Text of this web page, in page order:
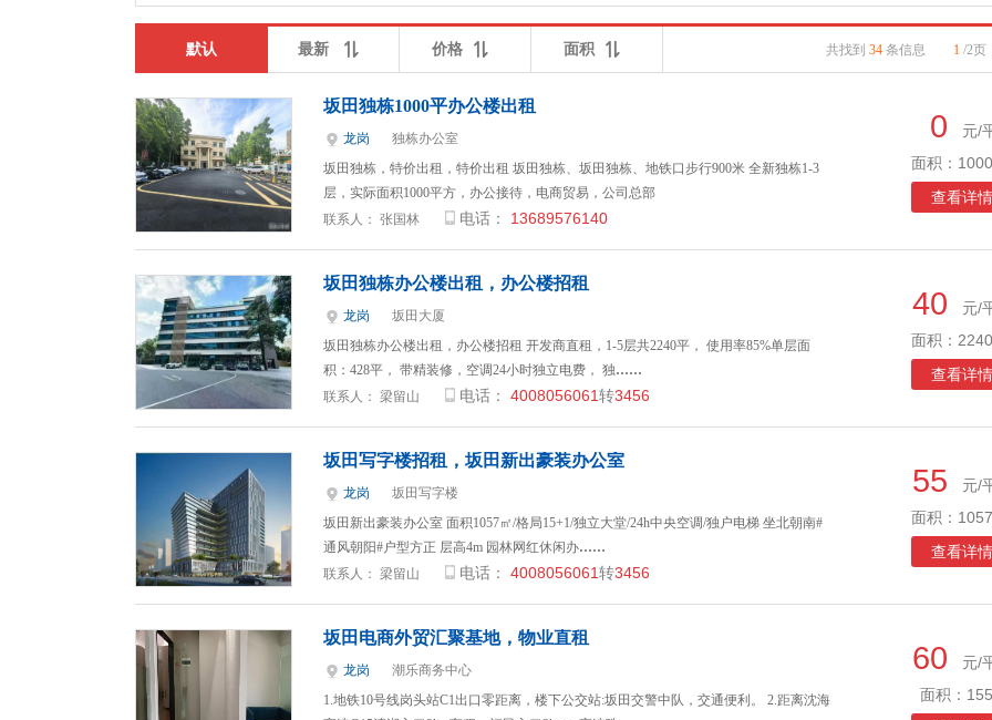
默认 最新 价格 面积 共找到 34 条信息 1 /2页
坂田独栋1000平办公楼出租
龙岗
独栋办公室
坂田独栋，特价出租，特价出租 坂田独栋、坂田独栋、地铁口步行900米 全新独栋1-3
层，实际面积1000平方，办公接待，电商贸易，公司总部
联系人： 张国林 电话： 13689576140
0
元/
面积：
查看详情
坂田独栋办公楼出租，办公楼招租
龙岗
坂田大厦
坂田独栋办公楼出租，办公楼招租 开发商直租，1-5层共2240平， 使用率85%单层面
积：428平， 带精装修，空调24小时独立电费， 独……
联系人： 梁留山 电话： 4008056061转3456
40
元/
面积：
查看详情
坂田写字楼招租，坂田新出豪装办公室
龙岗
坂田写字楼
坂田新出豪装办公室 面积1057㎡/格局15+1/独立大堂/24h中央空调/独户电梯 坐北朝南#
通风朝阳#户型方正 层高4m 园林网红休闲办……
联系人： 梁留山 电话： 4008056061转3456
55
元/
面积：
查看详情
坂田电商外贸汇聚基地，物业直租
龙岗
潮乐商务中心
1.地铁10号线岗头站C1出口零距离，楼下公交站:坂田交警中队，交通便利。 2.距离沈海
60
元/
面积：